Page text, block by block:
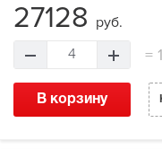
27128 руб.
4 =
В корзину